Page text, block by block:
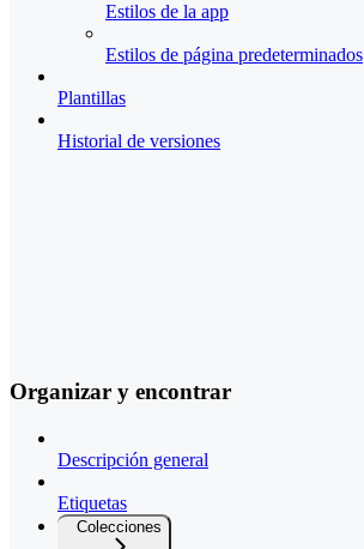
Estilos de la app
Estilos de página predeterminados
Plantillas
Historial de versiones
Organizar y encontrar
Descripción general
Etiquetas
Colecciones